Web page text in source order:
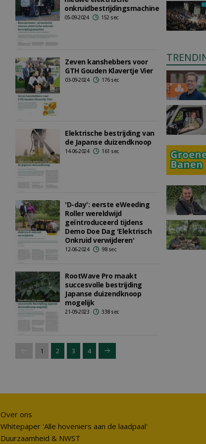
onkruidbestrijdingsmachine
05-09-2024 152 sec
Zeven kanshebbers voor
GTH Gouden Klavertje Vier
03-09-2024 176 sec
Elektrische bestrijding van
de Japanse duizendknoop
14-06-2024 161 sec
'D-day': eerste eWeeding
Roller wereldwijd
geïntroduceerd tijdens
Demo Doe Dag 'Elektrisch
Onkruid verwijderen'
12-06-2024 98 sec
RootWave Pro maakt
succesvolle bestrijding
Japanse duizendknoop
mogelijk
21-09-2023 338 sec
1 2 3 4
Over ons
Whitepaper 'Alle hoveniers aan de laadpaal'
Duurzaamheid & NWST